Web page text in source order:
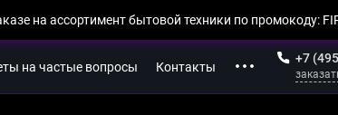
на ассортимент бытовой техники по промокоду:
на частые вопросы Контакты
+7